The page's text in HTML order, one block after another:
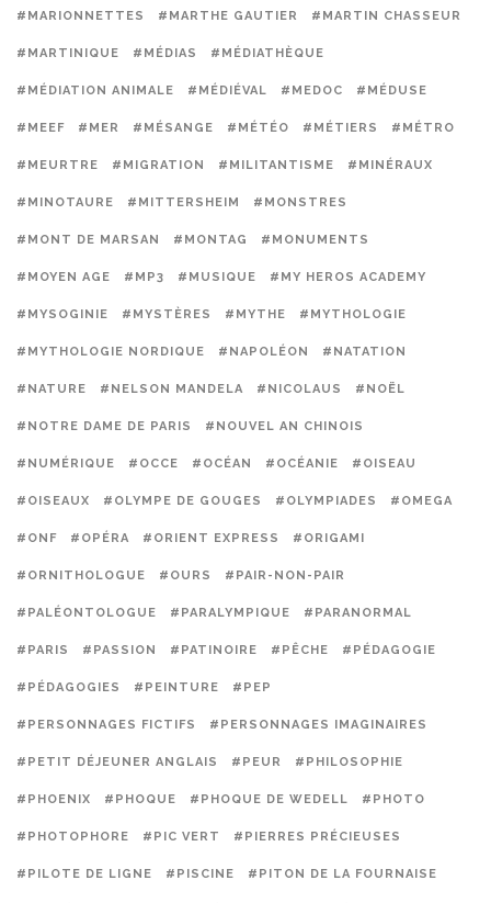
#MARIONNETTES #MARTHE GAUTIER #MARTIN CHASSEUR
#MARTINIQUE #MÉDIAS #MÉDIATHÈQUE
#MÉDIATION ANIMALE #MÉDIÉVAL #MEDOC #MÉDUSE
#MEEF #MER #MÉSANGE #MÉTÉO #MÉTIERS #MÉTRO
#MEURTRE #MIGRATION #MILITANTISME #MINÉRAUX
#MINOTAURE #MITTERSHEIM #MONSTRES
#MONT DE MARSAN #MONTAG #MONUMENTS
#MOYEN AGE #MP3 #MUSIQUE #MY HEROS ACADEMY
#MYSOGINIE #MYSTÈRES #MYTHE #MYTHOLOGIE
#MYTHOLOGIE NORDIQUE #NAPOLÉON #NATATION
#NATURE #NELSON MANDELA #NICOLAUS #NOËL
#NOTRE DAME DE PARIS #NOUVEL AN CHINOIS
#NUMÉRIQUE #OCCE #OCÉAN #OCÉANIE #OISEAU
#OISEAUX #OLYMPE DE GOUGES #OLYMPIADES #OMEGA
#ONF #OPÉRA #ORIENT EXPRESS #ORIGAMI
#ORNITHOLOGUE #OURS #PAIR-NON-PAIR
#PALÉONTOLOGUE #PARALYMPIQUE #PARANORMAL
#PARIS #PASSION #PATINOIRE #PÊCHE #PÉDAGOGIE
#PÉDAGOGIES #PEINTURE #PEP
#PERSONNAGES FICTIFS #PERSONNAGES IMAGINAIRES
#PETIT DÉJEUNER ANGLAIS #PEUR #PHILOSOPHIE
#PHOENIX #PHOQUE #PHOQUE DE WEDELL #PHOTO
#PHOTOPHORE #PIC VERT #PIERRES PRÉCIEUSES
#PILOTE DE LIGNE #PISCINE #PITON DE LA FOURNAISE